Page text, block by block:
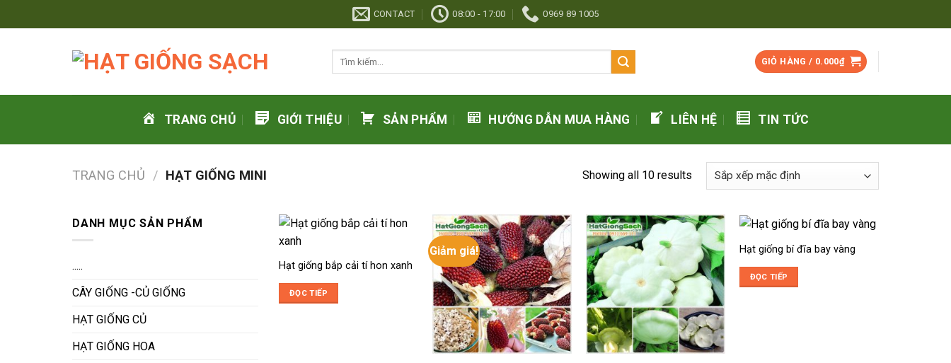
to
CONTACT 08:00 - 17:00 0969 89 1005
GIỎ HÀNG / 0.000₫
TRANG CHỦ GIỚI THIỆU SẢN PHẨM HƯỚNG DẪN MUA HÀNG LIÊN HỆ TIN TỨC
TRANG CHỦ / HẠT GIỐNG MINI Showing all 10 results
DANH MỤC SẢN PHẨM
.....
CÂY GIỐNG -CỦ GIỐNG
HẠT GIỐNG CỦ
HẠT GIỐNG HOA
Hạt giống bắp cải tí hon xanh
ĐỌC TIẾP
Giảm giá! Hạt giống bí đĩa bay vàng
ĐỌC TIẾP